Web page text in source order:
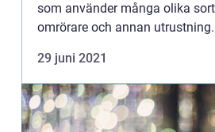
som använder många olika
omrörare och annan
Helsingborg finns det proffsiga
29 juni 2021